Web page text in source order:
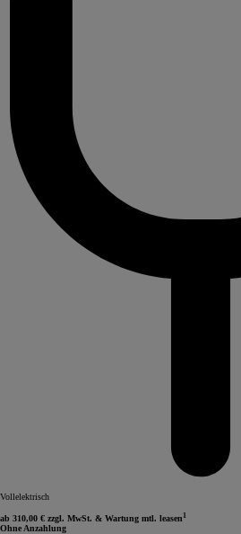
Vollelektrisch
ab 310,00 € zzgl. MwSt. & Wartung mtl. leasen 1
Ohne Anzahlung